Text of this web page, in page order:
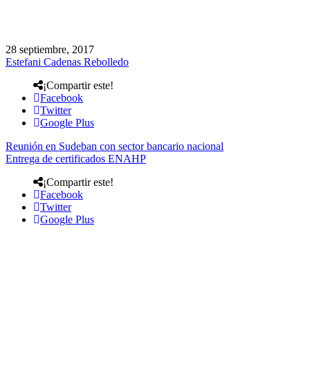
28 septiembre, 2017
Estefani Cadenas Rebolledo
¡Compartir este!
Facebook
Twitter
Google Plus
Reunión en Sudeban con sector bancario nacional
Entrega de certificados ENAHP
¡Compartir este!
Facebook
Twitter
Google Plus